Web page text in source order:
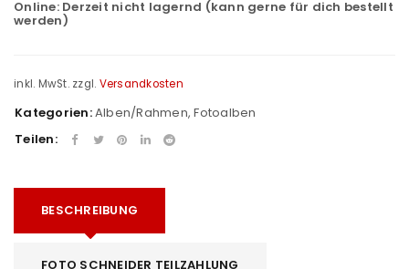
Online: Derzeit nicht lagernd (kann gerne für dich bestellt
werden)
inkl. MwSt. zzgl. Versandkosten
Kategorien:Alben/Rahmen,Fotoalben
Teilen:
BESCHREIBUNG
FOTO SCHNEIDER TEILZAHLUNG